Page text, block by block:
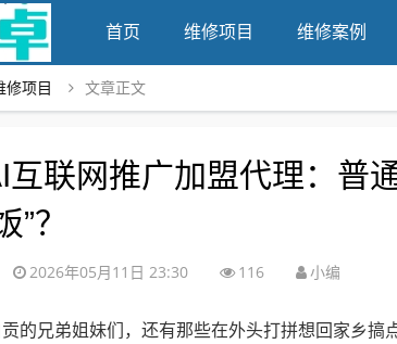
首页 维修项目 维修案例
修项目 文章正文
互联网推广加盟代理：普
”？
2026年05月11日 23:30 116 小编
的兄弟姐妹们，还有那些在外头打拼想回家乡搞